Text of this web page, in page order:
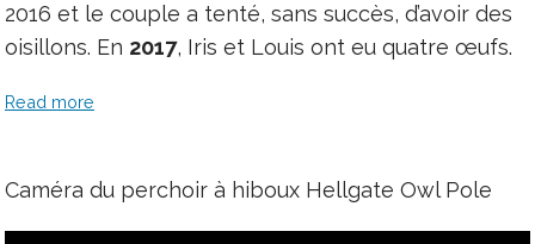
2016 et le couple a tenté, sans succès, d’avoir des
oisillons. En 2017, Iris et Louis ont eu quatre œufs.
Read more
Caméra du perchoir à hiboux Hellgate Owl Pole